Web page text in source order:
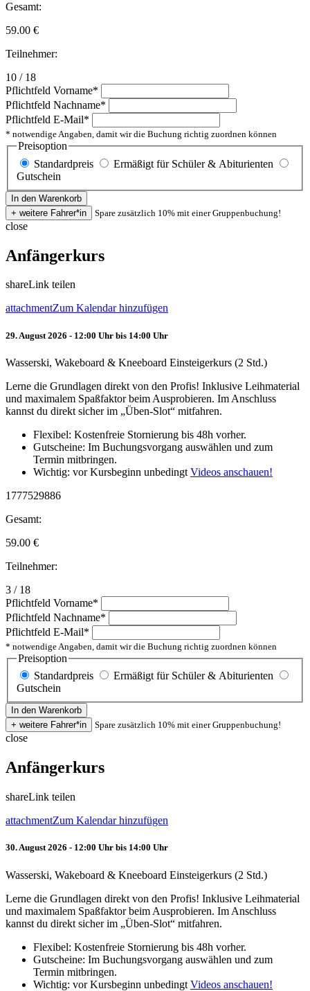
Gesamt:
59.00 €
Teilnehmer:
10 / 18
Pflichtfeld Vorname*
Pflichtfeld Nachname*
Pflichtfeld E-Mail*
* notwendige Angaben, damit wir die Buchung richtig zuordnen können
Preisoption
Standardpreis
Ermäßigt für Schüler & Abiturienten
Gutschein
Spare zusätzlich 10% mit einer Gruppenbuchung!
close
Anfängerkurs
shareLink teilen
attachmentZum Kalendar hinzufügen
29. August 2026 - 12:00 Uhr bis 14:00 Uhr
Wasserski, Wakeboard & Kneeboard Einsteigerkurs (2 Std.)
Lerne die Grundlagen direkt von den Profis! Inklusive Leihmaterial
und maximalem Spaßfaktor beim Ausprobieren. Im Anschluss
kannst du direkt sicher im „Üben-Slot“ mitfahren.
Flexibel: Kostenfreie Stornierung bis 48h vorher.
Gutscheine: Im Buchungsvorgang auswählen und zum
Termin mitbringen.
Wichtig: vor Kursbeginn unbedingt Videos anschauen!
1777529886
Gesamt:
59.00 €
Teilnehmer:
3 / 18
Pflichtfeld Vorname*
Pflichtfeld Nachname*
Pflichtfeld E-Mail*
* notwendige Angaben, damit wir die Buchung richtig zuordnen können
Preisoption
Standardpreis
Ermäßigt für Schüler & Abiturienten
Gutschein
Spare zusätzlich 10% mit einer Gruppenbuchung!
close
Anfängerkurs
shareLink teilen
attachmentZum Kalendar hinzufügen
30. August 2026 - 12:00 Uhr bis 14:00 Uhr
Wasserski, Wakeboard & Kneeboard Einsteigerkurs (2 Std.)
Lerne die Grundlagen direkt von den Profis! Inklusive Leihmaterial
und maximalem Spaßfaktor beim Ausprobieren. Im Anschluss
kannst du direkt sicher im „Üben-Slot“ mitfahren.
Flexibel: Kostenfreie Stornierung bis 48h vorher.
Gutscheine: Im Buchungsvorgang auswählen und zum
Termin mitbringen.
Wichtig: vor Kursbeginn unbedingt Videos anschauen!